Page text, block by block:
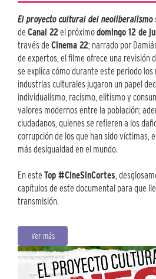
El proyecto cultural del neoliberalismo
de Canal 22el próximodomingo 12 de
través de Cinema 22; narrado por
de expertos, el filme ofrece una revisión
se explica cómo durante este periodo los
industrias culturales jugaron un papel
individualismo, racismo, elitismo y
valores modernos entre la población;
ciudadanos, quienes se refieren a los
corrupción de los que han sido víctimas,
más desigualdad en el mundo.
En este Top #CineSinCortes,
capítulos de este documental para que
transmisión.
Ver más